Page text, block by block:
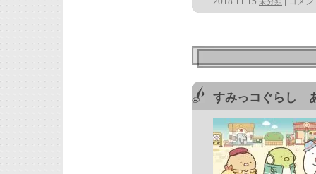
すみっコぐらし